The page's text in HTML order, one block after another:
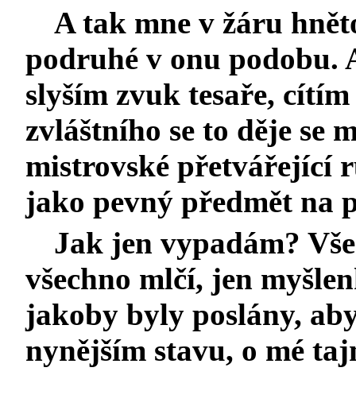
A tak mne v žáru
podruhé v onu podobu.
slyším zvuk tesaře,
zvláštního se to děje se
mistrovské přetvářející
jako pevný předmět na
Jak jen vypadám?
všechno mlčí, jen
jakoby byly poslány,
nynějším stavu, o mé